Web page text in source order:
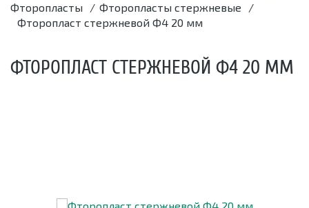
Фторопласты
/ Фторопласты стержневые
/
Фторопласт стержневой Ф4 20 мм
ФТОРОПЛАСТ СТЕРЖНЕВОЙ Ф4 20 ММ